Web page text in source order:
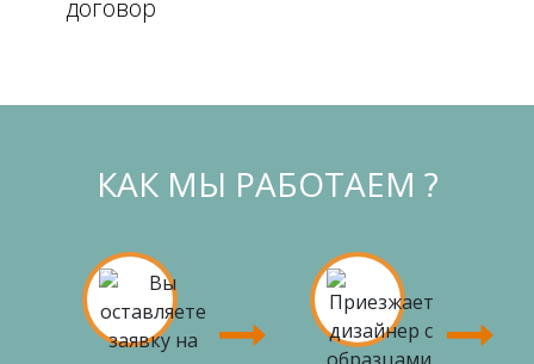
договор
КАК МЫ РАБОТАЕМ ?